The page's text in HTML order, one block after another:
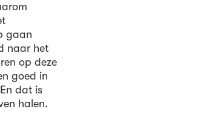
gaan
naar het
op deze
goed in
dat is
halen.